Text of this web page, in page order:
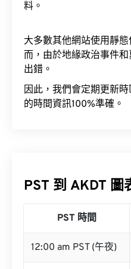
料。
大多數其他網站使用靜
而，由於地緣政治事件
出錯。
因此，我們會定期更新
的時間資訊100%準確。
PST 到 AKDT 圖
PST 時間
12:00 am PST (午夜)